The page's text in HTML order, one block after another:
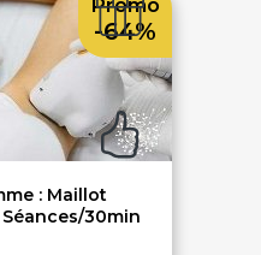
: Maillot
30min
Promo
-64%
Service cadeau